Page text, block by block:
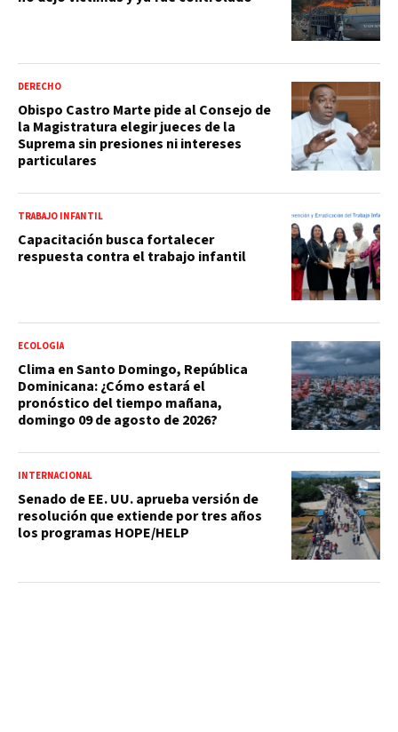
DERECHO
Obispo Castro Marte pide al Consejo de
la Magistratura elegir jueces de la
Suprema sin presiones ni intereses
particulares
TRABAJO INFANTIL
Capacitación busca fortalecer
respuesta contra el trabajo infantil
ECOLOGÍA
Clima en Santo Domingo, República
Dominicana: ¿Cómo estará el
pronóstico del tiempo mañana,
domingo 09 de agosto de 2026?
INTERNACIONAL
Senado de EE. UU. aprueba versión de
resolución que extiende por tres años
los programas HOPE/HELP